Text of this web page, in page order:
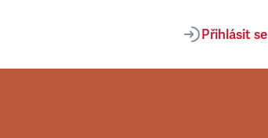
Přihlásit se